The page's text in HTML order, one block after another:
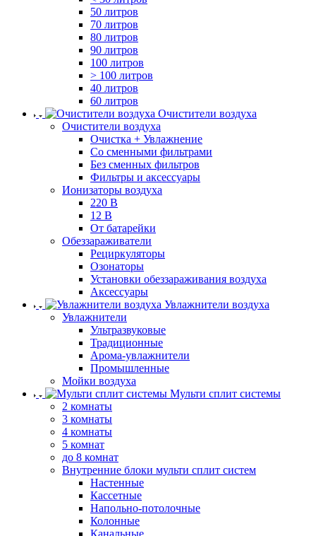
50 литров
70 литров
80 литров
90 литров
100 литров
> 100 литров
40 литров
60 литров
Очистители воздуха
Очистители воздуха
Очистка + Увлажнение
Cо сменными фильтрами
Без сменных фильтров
Фильтры и аксессуары
Ионизаторы воздуха
220 В
12 В
От батарейки
Обеззараживатели
Рециркуляторы
Озонаторы
Установки обеззараживания воздуха
Аксессуары
Увлажнители воздуха
Увлажнители
Ультразвуковые
Традиционные
Арома-увлажнители
Промышленные
Мойки воздуха
Мульти сплит системы
2 комнаты
3 комнаты
4 комнаты
5 комнат
до 8 комнат
Внутренние блоки мульти сплит систем
Настенные
Кассетные
Напольно-потолочные
Колонные
Канальные